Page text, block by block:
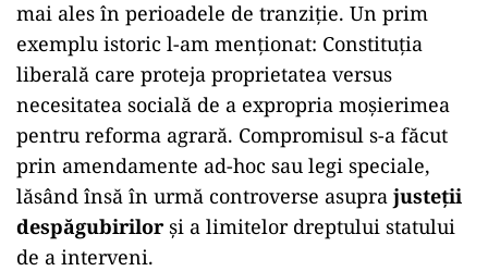
mai ales în perioadele de tranziție. Un prim
exemplu istoric l-am menționat: Constituția
liberală care proteja proprietatea versus
necesitatea socială de a expropria moșierimea
pentru reforma agrară. Compromisul s-a făcut
prin amendamente ad-hoc sau legi speciale,
lăsând însă în urmă controverse asupra justeții
despăgubirilor și a limitelor dreptului statului
de a interveni.